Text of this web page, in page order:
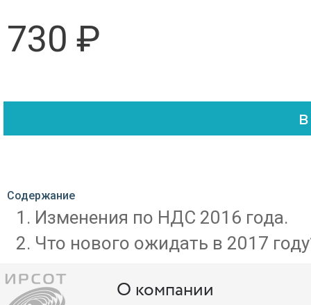
730 ₽
Содержание
Изменения по НДС 2016 года.
Что нового ожидать в 2017
О компании